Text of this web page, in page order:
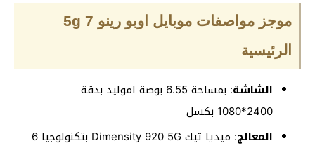
موجز مواصفات موبايل اوبو رينو 7 5g
الرئيسية
الشاشة
: بمساحة 6.55 بوصة اموليد بدقة
2400*1080 بكسل
المعالج
: ميديا تيك Dimensity 920 5G بتكنولوجيا 6